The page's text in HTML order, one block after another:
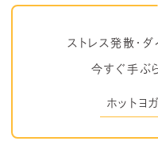
ストレス発散・
今すぐ手ぶ
ホットヨ